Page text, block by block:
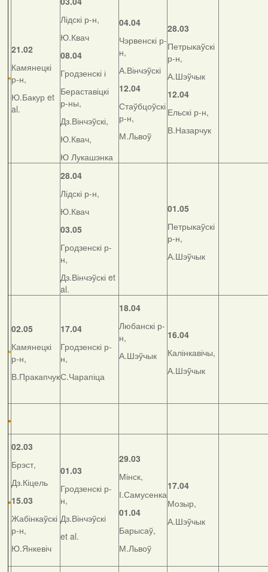
21.02
Камянецкі
р-н,
Ю.Бакур et
al.
Лідскі р-н,
Ю.Квач
08.04
Гродзенскі і
Бераставіцкі
р-ны,
Дз.Вінчэўскі,
Ю.Квач,
Ю Лукашэнка
04.04
Чэрвенскі р-
н,
А.Вінчэўскі
12.04
Стаўбцоўскі
р-н,
М.Львоў
28.03
Петрыкаўскі
р-н,
А.Шэўчык
12.04
Ельскі р-н,
В.Назарчук
28.04
Лідскі р-н,
Ю.Квач
03.05
Гродзенскі р-
н,
Дз.Вінчэўскі et
al.
01.05
Петрыкаўскі
р-н,
А.Шэўчык
02.05
Камянецкі
р-н,
В.Пракапчук
17.04
Гродзенскі р-
н,
С.Чарапіца
18.04
Любанскі р-
н,
А.Шэўчык
16.04
Калінкавічы,
А.Шэўчык
02.03
Брэст,
Дз.Кіцель
15.03
Жабінкаўскі
р-н,
Ю.Янкевіч
01.03
Гродзенскі р-
н,
Дз.Вінчэўскі
et al.
29.03
Мінск,
І.Самусенка
01.04
Барысаў,
М.Львоў
17.04
Мозыр,
А.Шэўчык